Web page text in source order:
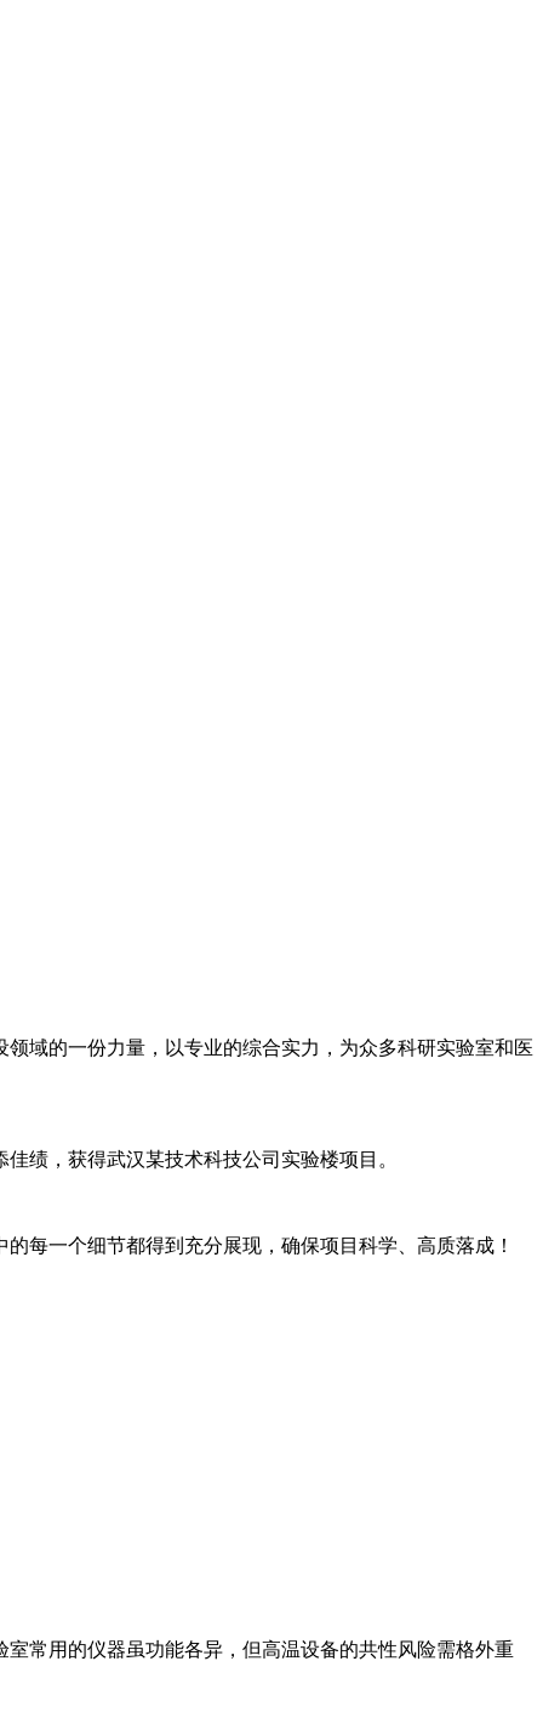
域的一份力量，以专业的综合实力，为众多科研实验室和医
绩，获得武汉某技术科技公司实验楼项目。
每一个细节都得到充分展现，确保项目科学、高质落成！
常用的仪器虽功能各异，但高温设备的共性风险需格外重